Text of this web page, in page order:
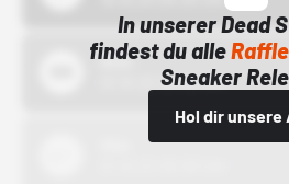
In unserer Dead
findest du alle
Sneaker
Hol dir unsere
Bstn
01.10.22 00:00 Uhr